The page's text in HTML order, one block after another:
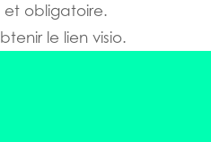
et obligatoire.
le lien visio.